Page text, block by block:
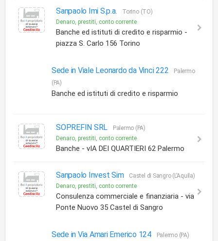
Sanpaolo Imi S.p.a.
Torino (TO)
Denaro, prestiti, conto corrente
Banche ed istituti di credito e risparmio -
piazza S. Carlo 156 Torino
Sede in Viale Leonardo da Vinci 222
Palermo
(PA)
Banche ed istituti di credito e risparmio
SOPREFIN SRL
Palermo (PA)
Denaro, prestiti, conto corrente
Banche - vIA DEI QUARTIERI 62 Palermo
Sanpaolo Invest Sim
Castel di Sangro (L'Aquila)
Denaro, prestiti, conto corrente
Consulenza commerciale e finanziaria - via
Ponte Nuovo 35 Castel di Sangro
Sede in Via Amari Emerico 124 Palermo (PA)